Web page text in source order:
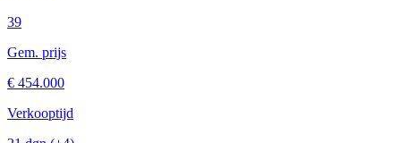
39
Gem. prijs
€ 454.000
Verkooptijd